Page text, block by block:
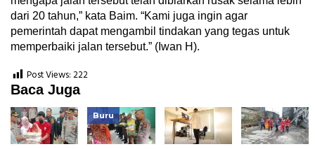
dari 20 tahun,” kata Baim. “Kami juga ingin agar
pemerintah dapat mengambil tindakan yang tegas untuk
memperbaiki jalan tersebut.” (Iwan H).
Post Views:222
Baca Juga
Buru